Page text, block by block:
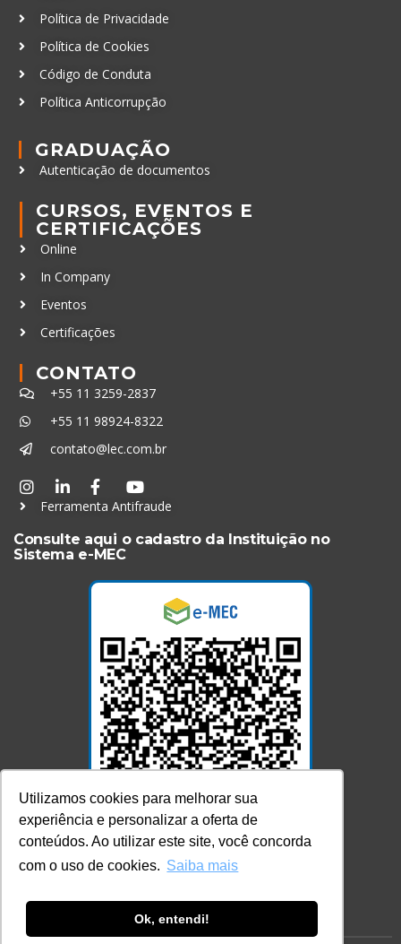
Utilizamos cookies para melhorar sua
experiência e personalizar a oferta de
conteúdos. Ao utilizar este site, você concorda
com o uso de cookies. Saiba mais
Ok, entendi!
Política de Privacidade
Política de Cookies
Código de Conduta
Política Anticorrupção
GRADUAÇÃO
Autenticação de documentos
CURSOS, EVENTOS E
CERTIFICAÇÕES
Online
In Company
Eventos
Certificações
CONTATO
+55 11 3259-2837
+55 11 98924-8322
contato@lec.com.br
Ferramenta Antifraude
Consulte aqui o cadastro da Instituição no
Sistema e-MEC
Acesse Já!